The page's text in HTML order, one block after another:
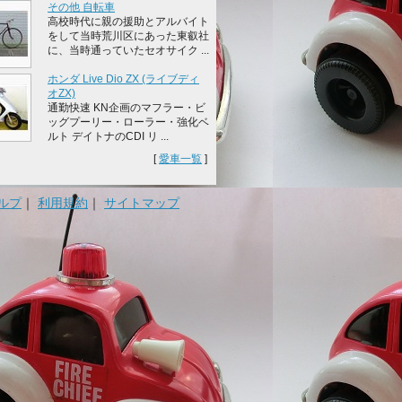
その他 自転車
高校時代に親の援助とアルバイト
をして当時荒川区にあった東叡社
に、当時通っていたセオサイク ...
ホンダ Live Dio ZX (ライブディ
オZX)
通勤快速 KN企画のマフラー・ビ
ッグプーリー・ローラー・強化ベ
ルト デイトナのCDI リ ...
[愛車一覧 ]
プ｜ 利用規約 ｜ サイトマップ